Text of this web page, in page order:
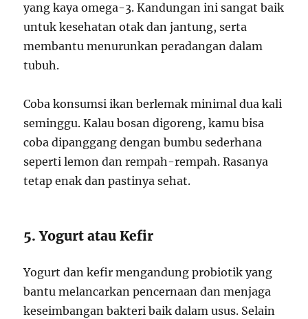
yang kaya omega-3. Kandungan ini sangat baik
untuk kesehatan otak dan jantung, serta
membantu menurunkan peradangan dalam
tubuh.
Coba konsumsi ikan berlemak minimal dua kali
seminggu. Kalau bosan digoreng, kamu bisa
coba dipanggang dengan bumbu sederhana
seperti lemon dan rempah-rempah. Rasanya
tetap enak dan pastinya sehat.
5. Yogurt atau Kefir
Yogurt dan kefir mengandung probiotik yang
bantu melancarkan pencernaan dan menjaga
keseimbangan bakteri baik dalam usus. Selain